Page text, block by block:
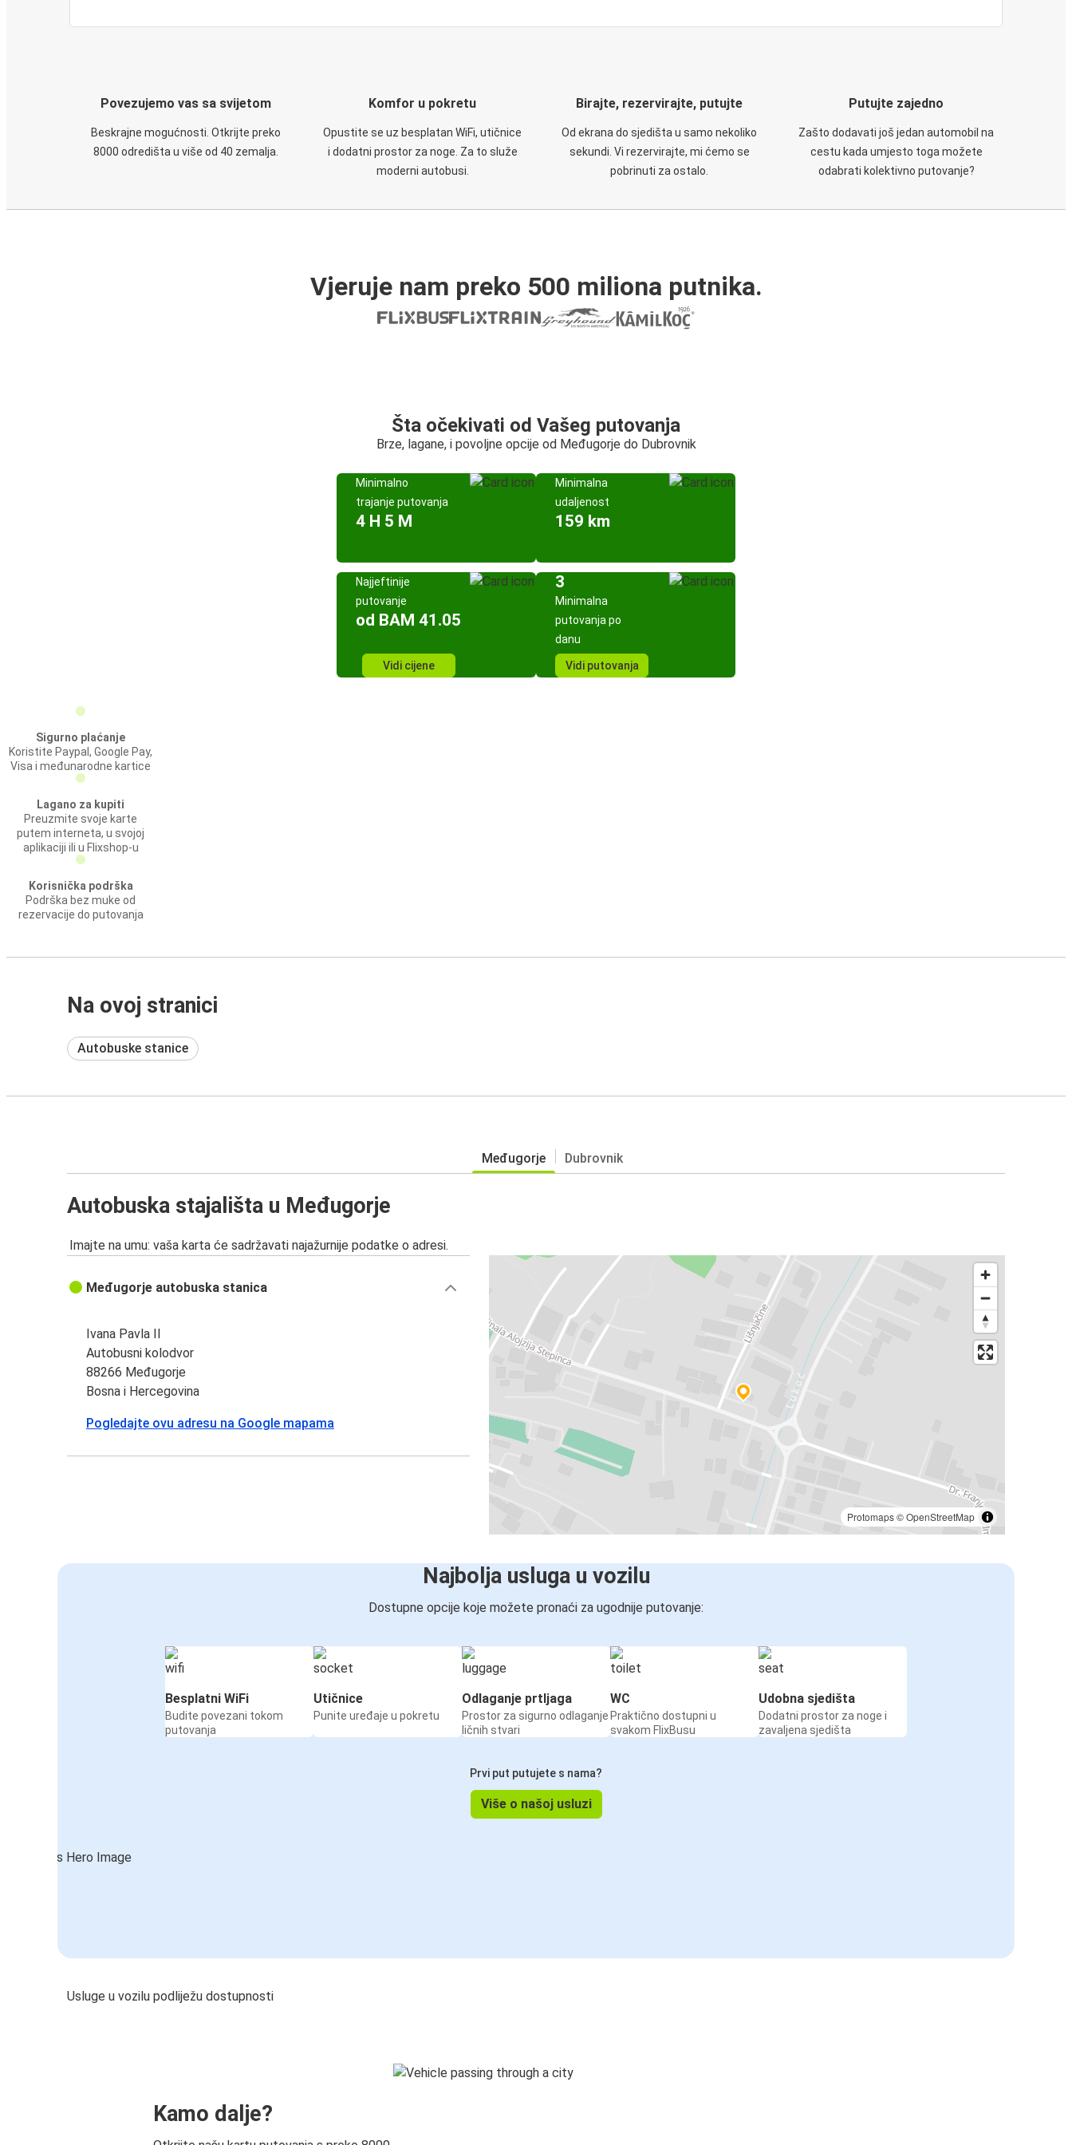
Povezujemo vas sa svijetom
Beskrajne mogućnosti. Otkrijte preko
8000 odredišta u više od 40 zemalja.
Komfor u pokretu
Opustite se uz besplatan WiFi, utičnice
i dodatni prostor za noge. Za to služe
moderni autobusi.
Birajte, rezervirajte, putujte
Od ekrana do sjedišta u samo nekoliko
sekundi. Vi rezervirajte, mi ćemo se
pobrinuti za ostalo.
Putujte zajedno
Zašto dodavati još jedan automobil na
cestu kada umjesto toga možete
odabrati kolektivno putovanje?
Vjeruje nam preko 500 miliona putnika.
Šta očekivati od Vašeg putovanja
Brze, lagane, i povoljne opcije od Međugorje do Dubrovnik
Minimalno
trajanje putovanja
4 H 5 M
Minimalna
udaljenost
159 km
Najjeftinije
putovanje
od BAM 41.05
Vidi cijene
3
Minimalna
putovanja po
danu
Vidi putovanja
Sigurno plaćanje
Koristite Paypal, Google Pay,
Visa i međunarodne kartice
Lagano za kupiti
Preuzmite svoje karte
putem interneta, u svojoj
aplikaciji ili u Flixshop-u
Korisnička podrška
Podrška bez muke od
rezervacije do putovanja
Na ovoj stranici
Autobuske stanice
Međugorje Dubrovnik
Autobuska stajališta u Međugorje
Imajte na umu: vaša karta će sadržavati najažurnije podatke o adresi.
Protomaps©OpenStreetMap
Međugorje autobuska stanica
Ivana Pavla II
Autobusni kolodvor
88266 Međugorje
Bosna i Hercegovina
Pogledajte ovu adresu na Google mapama
Najbolja usluga u vozilu
Dostupne opcije koje možete pronaći za ugodnije putovanje:
Besplatni WiFi
Budite povezani tokom
putovanja
Utičnice
Punite uređaje u pokretu
Odlaganje prtljaga
Prostor za sigurno odlaganje
ličnih stvari
WC
Praktično dostupni u
svakom FlixBusu
Udobna sjedišta
Dodatni prostor za noge i
zavaljena sjedišta
Prvi put putujete s nama?
Više o našoj usluzi
Usluge u vozilu podliježu dostupnosti
Kamo dalje?